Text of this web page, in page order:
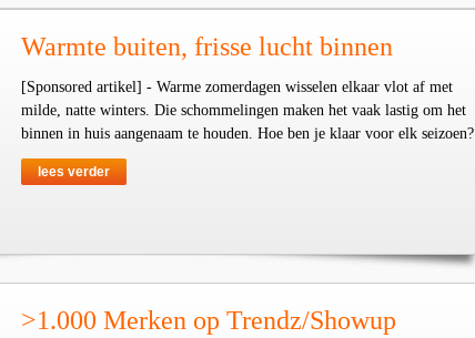
Warmte buiten, frisse lucht binnen
[Sponsored artikel] - Warme zomerdagen wisselen elkaar vlot af met
milde, natte winters. Die schommelingen maken het vaak lastig om het
binnen in huis aangenaam te houden. Hoe ben je klaar voor elk seizoen?
lees verder
>1.000 Merken op Trendz/Showup